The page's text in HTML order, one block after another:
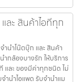
ละ สินค้าไอทีทุก
นำโน๊ตบุ๊ก และ สินค้า
กล้องบางรัก ให้บริการ
และ ของมีค่าทุกชนิด ไม่
านําไอแพด รับจํานําแม